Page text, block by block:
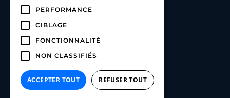
Carlo App | Linkedin
PERFORMANCE
CIBLAGE
FONCTIONNALITÉ
NON CLASSIFIÉS
ACCEPTER TOUT REFUSER TOUT